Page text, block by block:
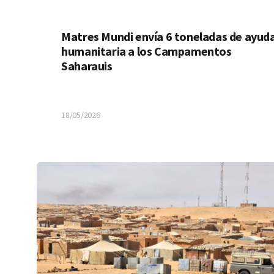
Matres Mundi envía 6 toneladas de
humanitaria a los Campamentos
Saharauis
18/05/2026